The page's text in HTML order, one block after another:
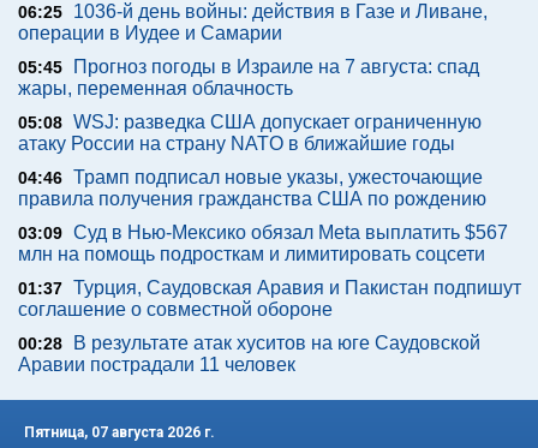
06:25
1036-й день войны: действия в Газе и Ливане,
операции в Иудее и Самарии
05:45
Прогноз погоды в Израиле на 7 августа: спад
жары, переменная облачность
05:08 WSJ: разведка США допускает ограниченную
атаку России на страну NATO в ближайшие годы
04:46 Трамп подписал новые указы, ужесточающие
правила получения гражданства США по рождению
03:09 Суд в Нью-Мексико обязал Meta выплатить $567
млн на помощь подросткам и лимитировать соцсети
01:37 Турция, Саудовская Аравия и Пакистан подпишут
соглашение о совместной обороне
00:28
В результате атак хуситов на юге Саудовской
Аравии пострадали 11 человек
Пятница, 07 августа 2026 г.